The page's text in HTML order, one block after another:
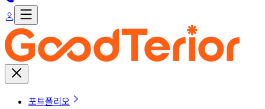
포트폴리오